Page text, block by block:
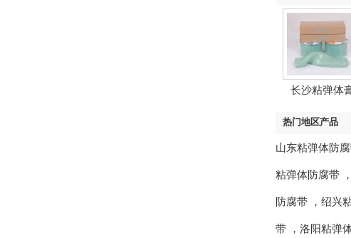
长沙粘弹体
热门地区产品
山东粘弹体防
粘弹体防腐带 ，
防腐带 ， 绍兴
带 ， 洛阳粘弹